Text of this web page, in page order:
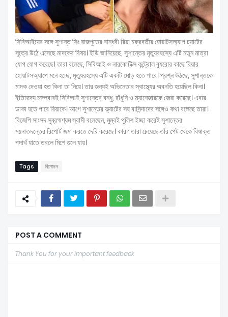
সিবিআইয়ের সঙ্গে সুশান্ত সিং রাজপুতের বান্ধবী রিয়া চক্রবর্তীর হোয়াটসঅ্যাপ চ্যাটের
সূত্রে উঠে এসেছে মাদকের বিষয়। ইডি জানিয়েছে, সুশান্তের মৃত্যুরহস্যে এটি নতুন মাত্রা
যোগ যোগ করেছে। তারা বলেছে, সিবিআই ও নারকোটিক্স কন্ট্রোল ব্যুরোর কাছে রিয়ার
হোয়াটসঅ্যাপে মনে হচ্ছে, মৃত্যুরহস্যে এটি একটি মোড় হতে পারে। প্রশ্ন উঠছে, সুশান্তকে
মাদক দেওয়া হত কিনা তা নিয়ে। তার জন্যই অভিনেতার স্বাস্থ্যের অবনতি হয়েছিল কিনা।
ইতিমদ্যে মঙ্গলবারই সিবিআই সুশান্তের বন্ধু, রাঁধুনি ও ম্যানেজারকে জেরা করেছে। এবার
ডাকা হতে পারে রিয়াকে। আগে সুশান্তের ফ্ল্যাটের সহ বাসিন্দাদের সঙ্গেও কথা বলেছে তারা।
বিজেপি সাংসদ সুব্রহ্মণ্যম স্বামী বলেছেন, মুম্বই পুলিশ ইচ্ছা করেই সুশান্তের
ময়নাতদন্তের রিপোর্ট জমা করতে দেরি করেছে। কারণ তারা চেয়েছে তাঁর পেট থেকে বিষাক্ত
পদার্থ যাতে তরলে মিশে গুলে যায়।
Tags বিনোদন
POST A COMMENT
Thank You for your important feedback